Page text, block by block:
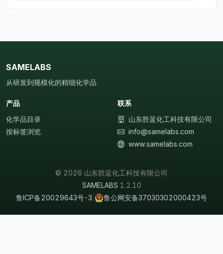
SAMELABS
从研发到规模化的精细化学品
产品
化学品目录
按标签浏览
联系
山东胜蓝化工科技有限公司
info@samelabs.com
www.samelabs.com
© 2026 山东胜蓝化工科技有限公司
SAMELABS 1.2.10
鲁ICP备20029643号-3
鲁公网安备37030302000423号